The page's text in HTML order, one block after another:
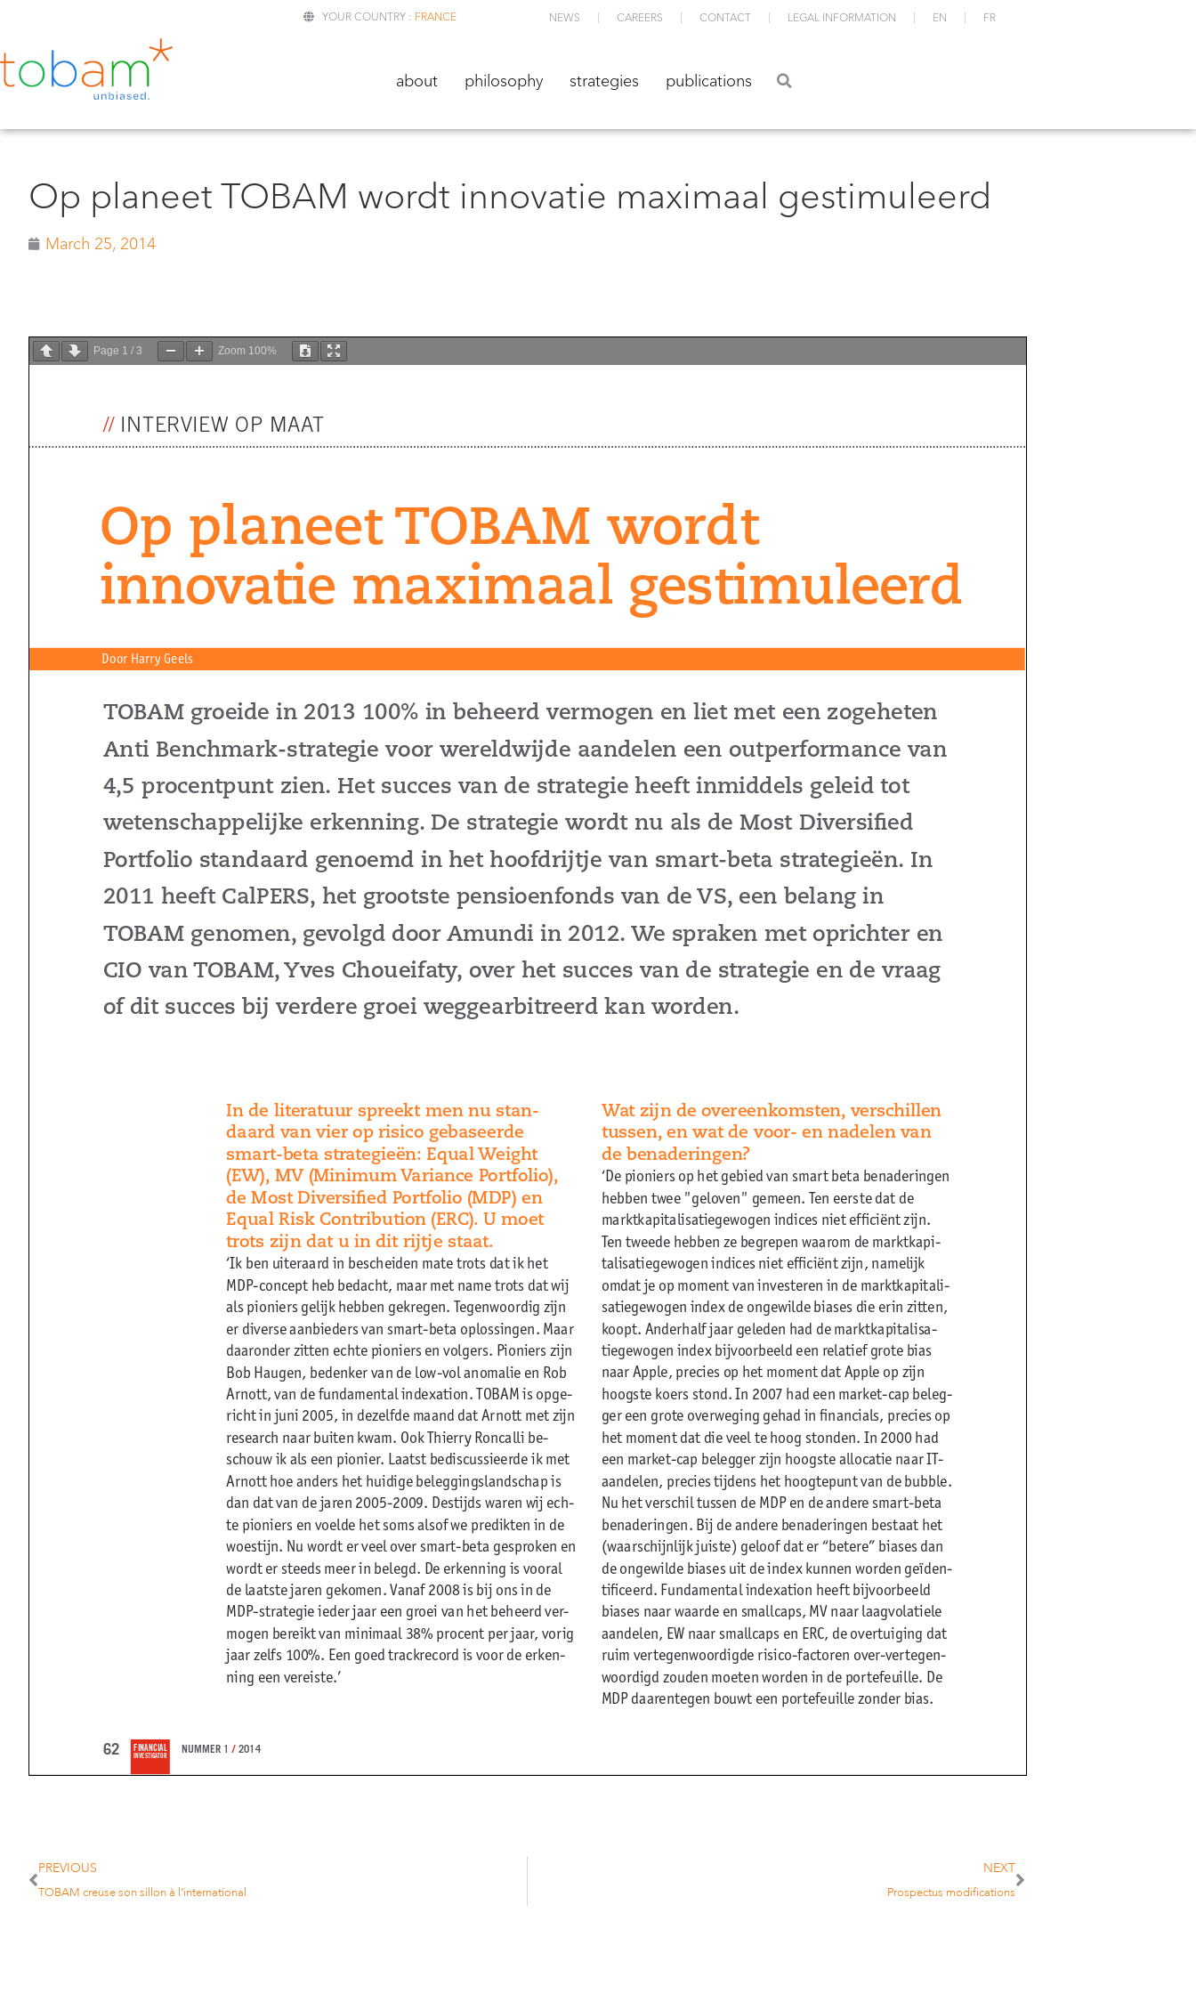
YOUR COUNTRY : FRANCE NEWS CAREERS CONTACT LEGAL INFORMATION EN FR
about philosophy strategies publications
Op planeet TOBAM wordt innovatie maximaal gestimuleerd
March 25, 2014
Page 1 / 3 Zoom 100%
NUMMER 1 / 2014
62 FINANCIAL
INVESTIGATOR
// INTERVIEW OP MAAT
In de literatuur spreekt men nu stan-
daard van vier op risico gebaseerde
smart-beta strategieën: equal Weight
(eW), Mv (Minimum variance Portfolio),
de Most Diversified Portfolio (MDP) en
equal Risk Contribution (eRC). U moet
trots zijn dat u in dit rijtje staat.
‘Ik ben uiteraard in bescheiden mate trots dat ik het
MDP-concept heb bedacht, maar met name trots dat wij
als pioniers gelijk hebben gekregen. Tegenwoordig zijn
er diverse aanbieders van smart-beta oplossingen. Maar
daaronder zitten echte pioniers en volgers. Pioniers zijn
Bob Haugen, bedenker van de low-vol anomalie en Rob
Arnott, van de fundamental indexation. TOBAM is opge-
richt in juni 2005, in dezelfde maand dat Arnott met zijn
research naar buiten kwam. Ook Thierry Roncalli be-
schouw ik als een pionier. Laatst bediscussieerde ik met
Arnott hoe anders het huidige beleggingslandschap is
dan dat van de jaren 2005-2009. Destijds waren wij ech-
te pioniers en voelde het soms alsof we predikten in de
woestijn. Nu wordt er veel over smart-beta gesproken en
wordt er steeds meer in belegd. De erkenning is vooral
de laatste jaren gekomen. Vanaf 2008 is bij ons in de
MDP-strategie ieder jaar een groei van het beheerd ver-
mogen bereikt van minimaal 38% procent per jaar, vorig
jaar zelfs 100%. Een goed trackrecord is voor de erken-
ning een vereiste.’
op planeet TobAM wordt
innovatie maximaal gestimuleerd
Door Harry Geels
TobAM groeide in 2013 100% in beheerd vermogen en liet met een zogeheten
Anti benchmark-strategie voor wereldwijde aandelen een outperformance van
4,5 procentpunt zien. Het succes van de strategie heeft inmiddels geleid tot
wetenschappelijke erkenning. De strategie wordt nu als de Most Diversified
Portfolio standaard genoemd in het hoofdrijtje van smart-beta strategieën. In
2011 heeft CalPeRS, het grootste pensioenfonds van de vS, een belang in
TobAM genomen, gevolgd door Amundi in 2012. We spraken met oprichter en
CIo van TobAM, Yves Choueifaty, over het succes van de strategie en de vraag
of dit succes bij verdere groei weggearbitreerd kan worden.
Wat zijn de overeenkomsten, verschillen
tussen, en wat de voor- en nadelen van
de benaderingen?
‘De pioniers op het gebied van smart beta benaderingen
hebben twee "geloven" gemeen. Ten eerste dat de
marktkapitalisatiegewogen indices niet efficiënt zijn.
Ten tweede hebben ze begrepen waarom de marktkapi-
talisatiegewogen indices niet efficiënt zijn, namelijk
omdat je op moment van investeren in de marktkapitali-
satiegewogen index de ongewilde biases die erin zitten,
koopt. Anderhalf jaar geleden had de marktkapitalisa-
tiegewogen index bijvoorbeeld een relatief grote bias
naar Apple, precies op het moment dat Apple op zijn
hoogste koers stond. In 2007 had een market-cap beleg-
ger een grote overweging gehad in financials, precies op
het moment dat die veel te hoog stonden. In 2000 had
een market-cap belegger zijn hoogste allocatie naar IT-
aandelen, precies tijdens het hoogtepunt van de bubble.
Nu het verschil tussen de MDP en de andere smart-beta
benaderingen. Bij de andere benaderingen bestaat het
(waarschijnlijk juiste) geloof dat er “betere” biases dan
de ongewilde biases uit de index kunnen worden geïden-
tificeerd. Fundamental indexation heeft bijvoorbeeld
biases naar waarde en smallcaps, MV naar laagvolatiele
aandelen, EW naar smallcaps en ERC, de overtuiging dat
ruim vertegenwoordigde risico-factoren over-vertegen-
woordigd zouden moeten worden in de portefeuille. De
MDP daarentegen bouwt een portefeuille zonder bias.
PREVIOUS
TOBAM creuse son sillon à l’international
NEXT
Prospectus modifications